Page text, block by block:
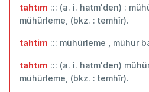
tahtım ::: (a. i. hatm'den) :
mühürleme, (bkz. : temhîr).
tahtim ::: mühürleme , mühür
tahtım ::: (a. i. hatm'den)
mühürleme, (bkz. : temhîr).